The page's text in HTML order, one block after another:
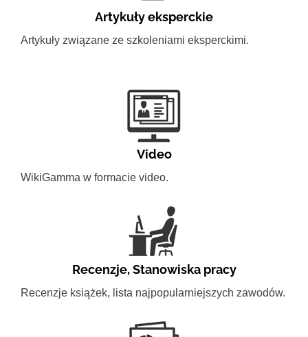
Artykuły eksperckie
Artykuły związane ze szkoleniami eksperckimi.
Video
WikiGamma w formacie video.
Recenzje,Stanowiska pracy
Recenzje książek, lista najpopularniejszych zawodów.